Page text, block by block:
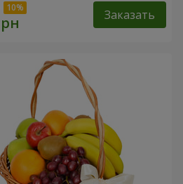
Заказать